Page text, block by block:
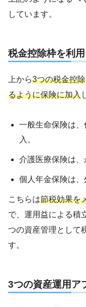
しています。
税金控除枠を利
上から3つの税金控
るように保険に加入
一般生命保険は
入。
介護医療保険は、
個人年金保険は、
こちらは節税効果を
で、運用益による積
つの資産管理として
す。
3つの資産運用ア